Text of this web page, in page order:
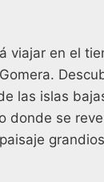
viajar en el
las islas
se